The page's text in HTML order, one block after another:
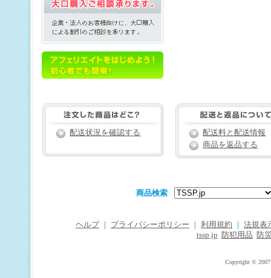
配送状況を確認する
配送料と配送情報
商品を返品する
商品検索
ヘルプ プライバシーポリシー 利用規約
法規表
tssp.jp
防犯用品 防
Copyright © 2007